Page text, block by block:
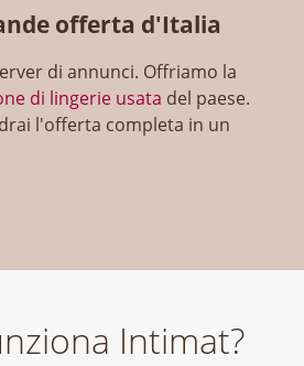
offerta d'Italia
di annunci. Offriamo la
di lingerie usata del paese.
l'offerta completa in un
Intimat?